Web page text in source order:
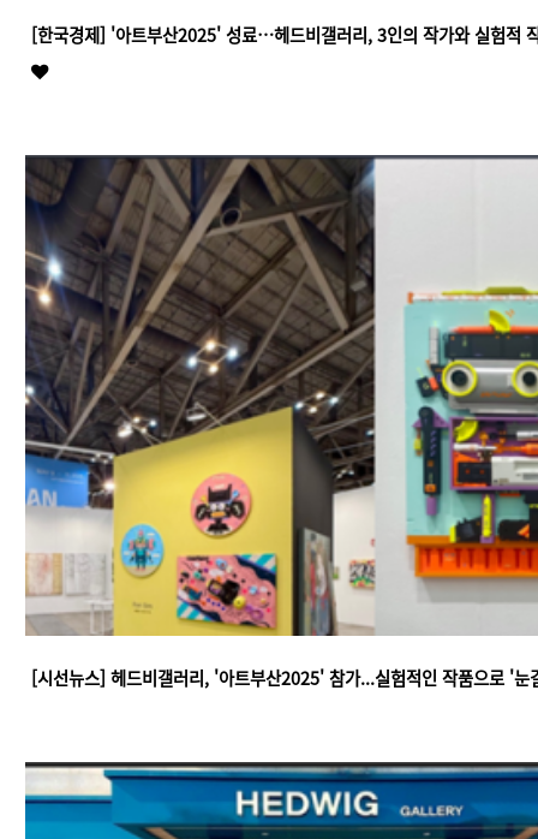
[한국경제] '아트부산2025' 성료…헤드비갤러리, 3인의 작가와 실험적
[시선뉴스] 헤드비갤러리, '아트부산2025' 참가...실험적인 작품으로 '